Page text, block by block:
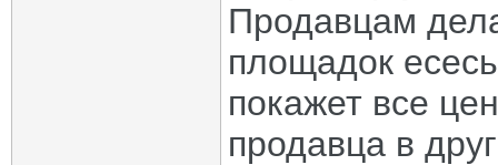
Продавцам
площадок
покажет все
продавца в